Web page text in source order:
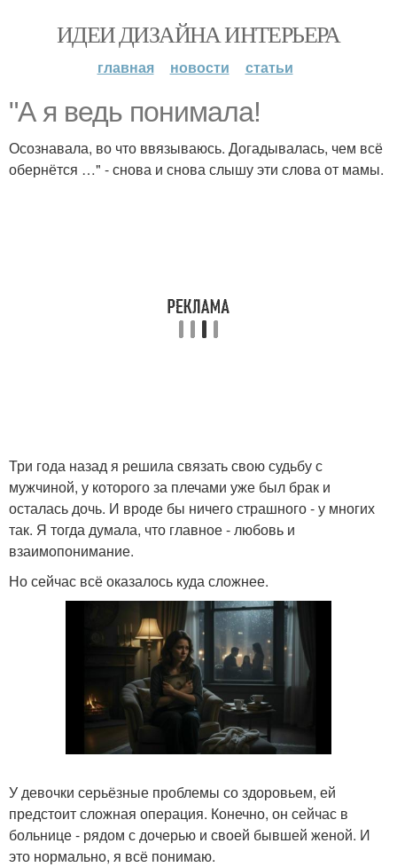
ИДЕИ ДИЗАЙНА ИНТЕРЬЕРА
главная новости статьи
"А я ведь понимала!
Осознавала, во что ввязываюсь. Догадывалась, чем всё
обернётся …" - снова и снова слышу эти слова от мамы.
Три года назад я решила связать свою судьбу с
мужчиной, у которого за плечами уже был брак и
осталась дочь. И вроде бы ничего страшного - у многих
так. Я тогда думала, что главное - любовь и
взаимопонимание.
Но сейчас всё оказалось куда сложнее.
У девочки серьёзные проблемы со здоровьем, ей
предстоит сложная операция. Конечно, он сейчас в
больнице - рядом с дочерью и своей бывшей женой. И
это нормально, я всё понимаю.